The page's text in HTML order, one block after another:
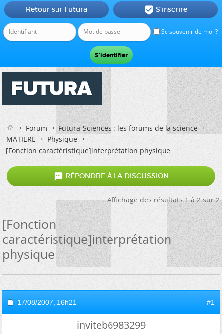
Se souvenir de moi ?
Retour sur Futura  S'inscrire
Forum
Futura-Sciences : les forums de la science
MATIERE
Physique
[Fonction caractéristique]interprétation physique
 RÉPONDRE À LA DISCUSSION
Affichage des résultats 1 à 2 sur 2
[Fonction
caractéristique]interprétation
physique
17/08/2007, 16h21 #1
inviteb6983299